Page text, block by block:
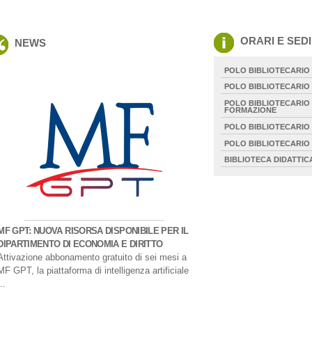
NEWS
GPT: NUOVA RISORSA DISPONIBILE PER IL
DI ECONOMIA E DIRITTO
abbonamento gratuito di sei mesi a
GPT, la piattaforma di intelligenza artificiale
ORARI E SEDI
POLO BIBLIOTECARIO
POLO
POLO BIBLIOTECARIO
FORMAZIONE
POLO BIBLIOTECARIO
POLO BIBLIOTECARIO
BIBLIOTECA